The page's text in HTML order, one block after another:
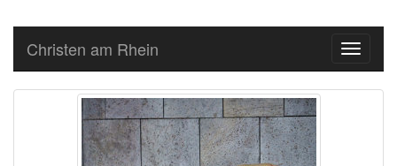
Toggle
Christen am Rhein